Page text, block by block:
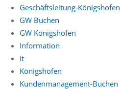
Geschäftsleitung-Königshofen
GW Buchen
GW Königshofen
Information
it
Königshofen
Kundenmanagement-Buchen